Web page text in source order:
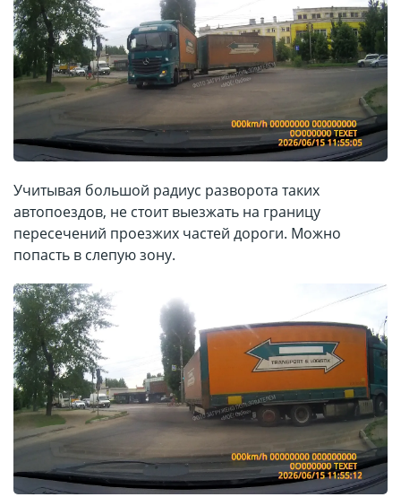
Учитывая большой радиус разворота таких
автопоездов, не стоит выезжать на границу
пересечений проезжих частей дороги. Можно
попасть в слепую зону.